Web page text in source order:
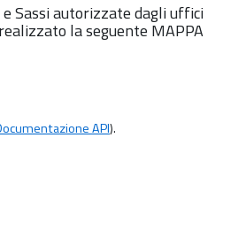
Sassi autorizzate dagli uffici
la seguente MAPPA
API).